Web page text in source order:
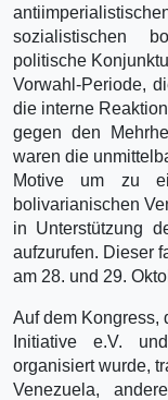
sozialistischen
politische
Vorwahl-Periode,
die interne Reaktion
gegen den
waren die
Motive um zu
bolivarianischen
in Unterstützung
aufzurufen. Dieser
am 28. und 29.
Auf dem Kongress,
Initiative e.V.
organisiert wurde,
Venezuela,